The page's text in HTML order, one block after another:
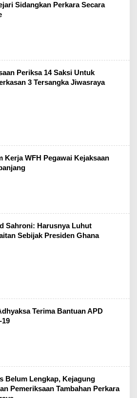
Sidangkan Perkara Secara
Periksa 14 Saksi Untuk
3 Tersangka Jiwasraya
Kerja WFH Pegawai Kejaksaan
Sahroni: Harusnya Luhut
Sebijak Presiden Ghana
Terima Bantuan APD
Belum Lengkap, Kejagung
Pemeriksaan Tambahan Perkara